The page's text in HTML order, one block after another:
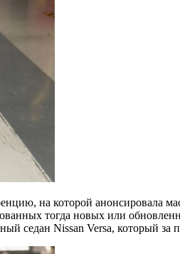
на которой анонсировала
тогда новых или
седан Nissan Versa, который